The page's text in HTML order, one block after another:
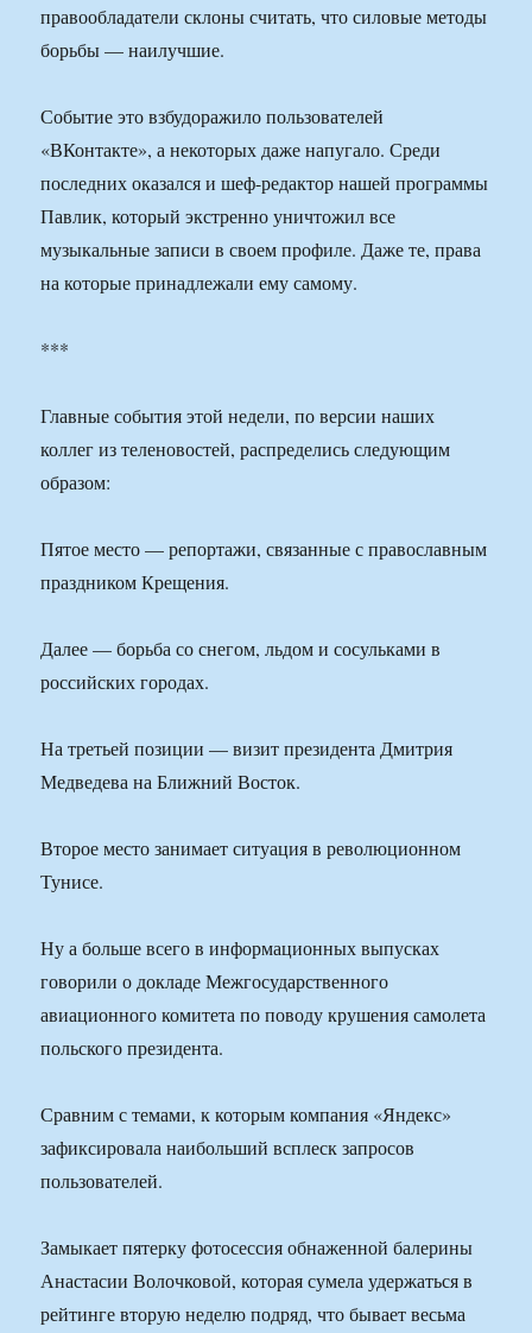
правообладатели склоны считать, что силовые методы
борьбы — наилучшие.
Событие это взбудоражило пользователей
«ВКонтакте», а некоторых даже напугало. Среди
последних оказался и шеф-редактор нашей программы
Павлик, который экстренно уничтожил все
музыкальные записи в своем профиле. Даже те, права
на которые принадлежали ему самому.
***
Главные события этой недели, по версии наших
коллег из теленовостей, распределись следующим
образом:
Пятое место — репортажи, связанные с православным
праздником Крещения.
Далее — борьба со снегом, льдом и сосульками в
российских городах.
На третьей позиции — визит президента Дмитрия
Медведева на Ближний Восток.
Второе место занимает ситуация в революционном
Тунисе.
Ну а больше всего в информационных выпусках
говорили о докладе Межгосударственного
авиационного комитета по поводу крушения самолета
польского президента.
Сравним с темами, к которым компания «Яндекс»
зафиксировала наибольший всплеск запросов
пользователей.
Замыкает пятерку фотосессия обнаженной балерины
Анастасии Волочковой, которая сумела удержаться в
рейтинге вторую неделю подряд, что бывает весьма